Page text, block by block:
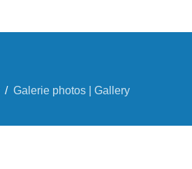
Galerie photos | Gallery